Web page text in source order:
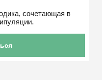
сочетающая в